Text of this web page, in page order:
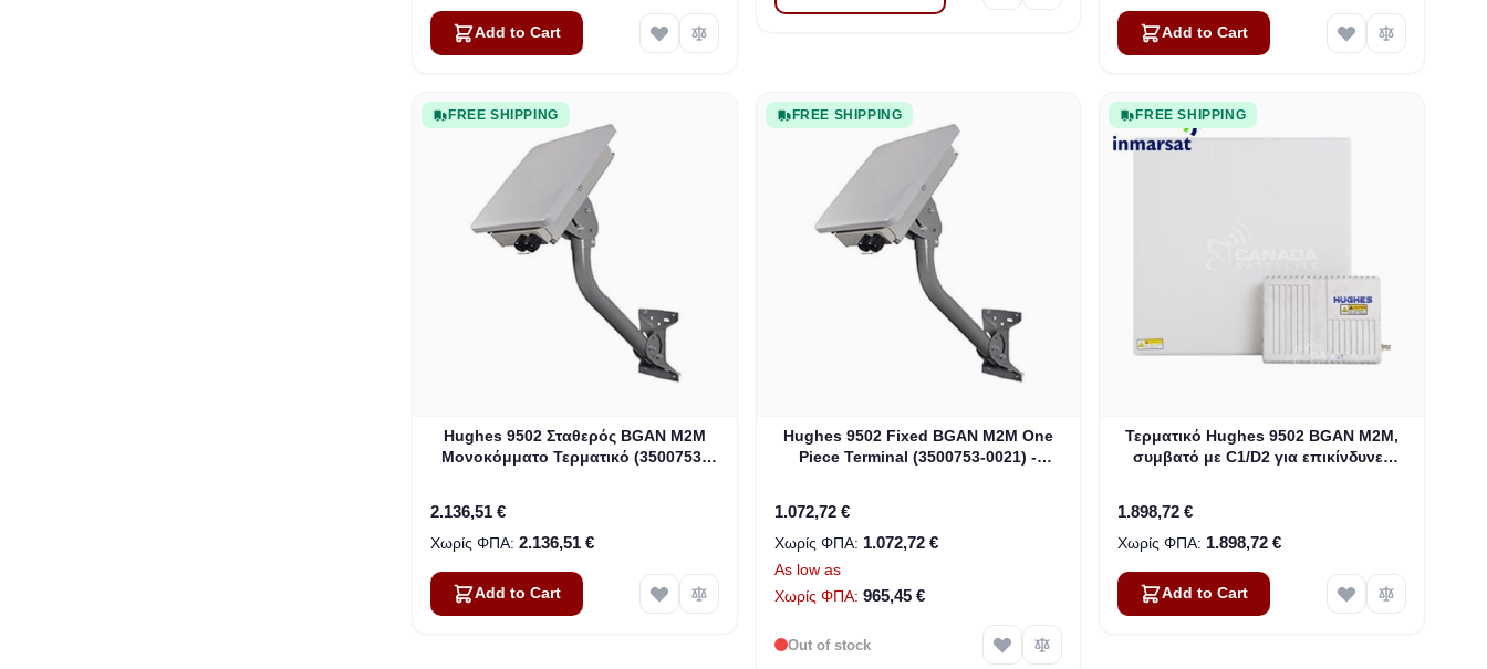
Add to Cart Add to Cart
FREE SHIPPING
Hughes 9502 Σταθερός BGAN M2M
Μονοκόμματο Τερματικό (3500753-
2.136,51 €
2.136,51 €
Add to Cart
FREE SHIPPING
Hughes 9502 Fixed BGAN M2M One
Piece Terminal (3500753-0021) -
1.072,72 €
1.072,72 €
As low as
965,45 €
Out of stock
FREE SHIPPING
Τερματικό Hughes 9502 BGAN M2M,
συμβατό με C1/D2 για επικίνδυνες
1.898,72 €
1.898,72 €
Add to Cart